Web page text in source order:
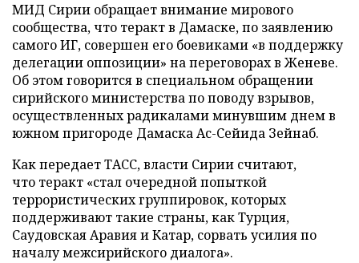
МИД Сирии обращает внимание мирового
сообщества, что теракт в Дамаске, по заявлению
самого ИГ, совершен его боевиками «в поддержку
делегации оппозиции» на переговорах в Женеве.
Об этом говорится в специальном обращении
сирийского министерства по поводу взрывов,
осуществленных радикалами минувшим днем в
южном пригороде Дамаска Ас-Сейида Зейнаб.
Как передает ТАСС, власти Сирии считают,
что теракт «стал очередной попыткой
террористических группировок, которых
поддерживают такие страны, как Турция,
Саудовская Аравия и Катар, сорвать усилия по
началу межсирийского диалога».